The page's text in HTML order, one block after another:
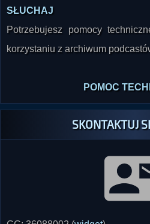
Potrzebujesz pomocy
korzystaniu z archiwum
SKONTAKTUJ
)
Tel: 32 746 00 08